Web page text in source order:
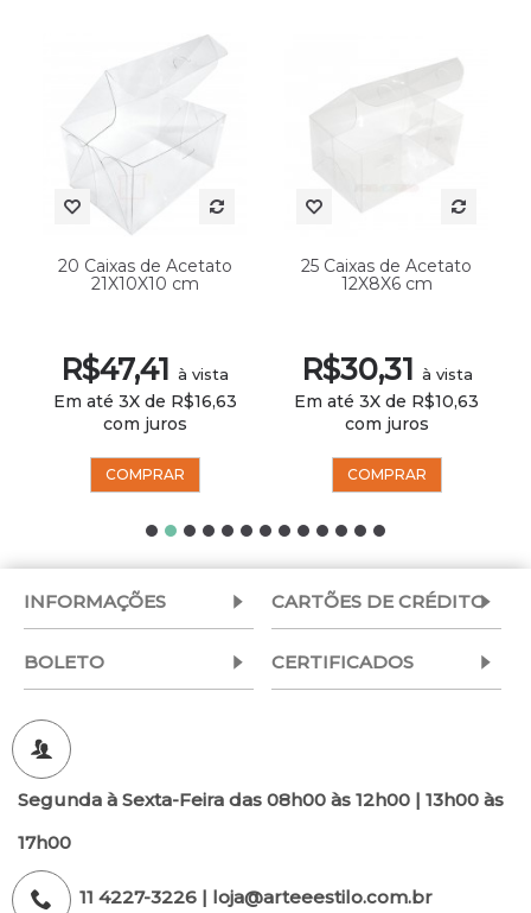
20 Caixas de Acetato
21X10X10 cm
R$47,41 à vista
Em até 3X de R$16,63
com juros
COMPRAR
25 Caixas de Acetato
12X8X6 cm
R$30,31 à vista
Em até 3X de R$10,63
com juros
COMPRAR
INFORMAÇÕES CARTÕES DE CRÉDITO
BOLETO CERTIFICADOS
Segunda à Sexta-Feira das 08h00 às 12h00 | 13h00 às
17h00
11 4227-3226 | loja@arteeestilo.com.br